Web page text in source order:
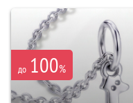
до 100%